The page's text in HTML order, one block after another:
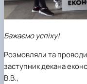
Бажаємо успіху!
Розмовляли та
заступник декана
В.В.,